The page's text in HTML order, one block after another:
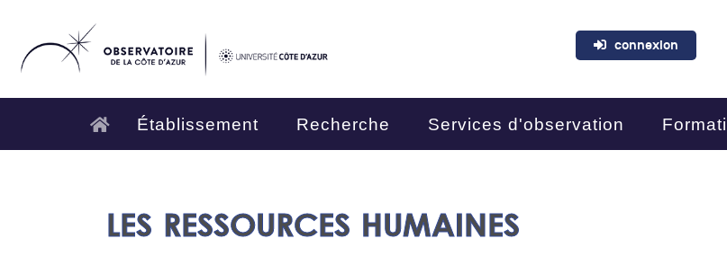
connexion
Établissement Recherche Services d'observation
LES RESSOURCES HUMAINES